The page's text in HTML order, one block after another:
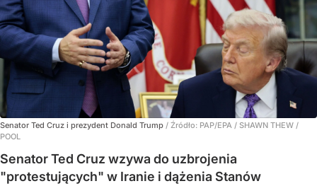
Senator Ted Cruz i prezydent Donald Trump / Źródło: PAP/EPA / SHAWN THEW /
POOL
Senator Ted Cruz wzywa do uzbrojenia
"protestujących" w Iranie i dążenia Stanów